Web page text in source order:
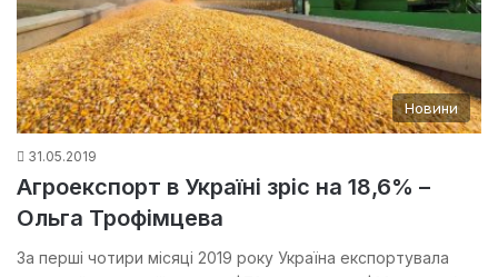
Новини
31.05.2019
Агроекспорт в Україні зріс на 18,6% –
Ольга Трофімцева
За перші чотири місяці 2019 року Україна експортувала